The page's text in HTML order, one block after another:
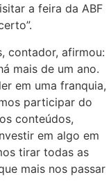
a feira da ABF
contador, afirmou:
mais de um ano.
em uma franquia,
participar do
conteúdos,
em algo em
tirar todas as
mais nos passar